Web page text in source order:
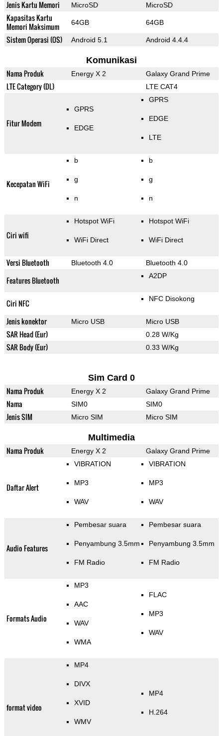
Jenis Kartu Memori MicroSD MicroSD
Kapasitas Kartu
Memori Maksimum
64GB 64GB
Sistem Operasi (OS) Android 5.1 Android 4.4.4
Komunikasi
Nama Produk Energy X 2 Galaxy Grand Prime
LTE Category (DL) LTE CAT4
Fitur Modem
GPRS
EDGE
GPRS
EDGE
LTE
Kecepatan WiFi
b
g
n
b
g
n
Ciri wifi
Hotspot WiFi
WiFi Direct
Hotspot WiFi
WiFi Direct
Versi Bluetooth Bluetooth 4.0 Bluetooth 4.0
Features Bluetooth A2DP
Ciri NFC NFC Disokong
Jenis konektor Micro USB Micro USB
SAR Head (Eur) 0.28 W/Kg
SAR Body (Eur) 0.33 W/Kg
Sim Card 0
Nama Produk Energy X 2 Galaxy Grand Prime
Nama SIM0 SIM0
Jenis SIM Micro SIM Micro SIM
Multimedia
Nama Produk Energy X 2 Galaxy Grand Prime
Daftar Alert
VIBRATION
MP3
WAV
VIBRATION
MP3
WAV
Audio Features
Pembesar suara
Penyambung 3.5mm
FM Radio
Pembesar suara
Penyambung 3.5mm
FM Radio
Formats Audio
MP3
AAC
WAV
WMA
FLAC
MP3
WAV
format video
MP4
DIVX
XVID
WMV
MP4
H.264